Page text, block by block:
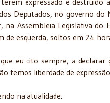
expressado e destruído
Deputados, no governo do
Assembleia Legislativa do
de esquerda, soltos em 24
eu cito sempre, a declarar
temos liberdade de
na atualidade.